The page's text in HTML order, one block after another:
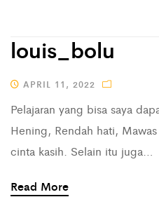
louis_bolu
APRIL 11, 2022
Pelajaran yang bisa saya
Hening, Rendah hati,
cinta kasih. Selain itu juga…
Read More